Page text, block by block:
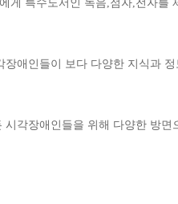
게 특수도서인 녹음,점자,전자
장애인들이 보다 다양한 지식과
시각장애인들을 위해 다양한 방